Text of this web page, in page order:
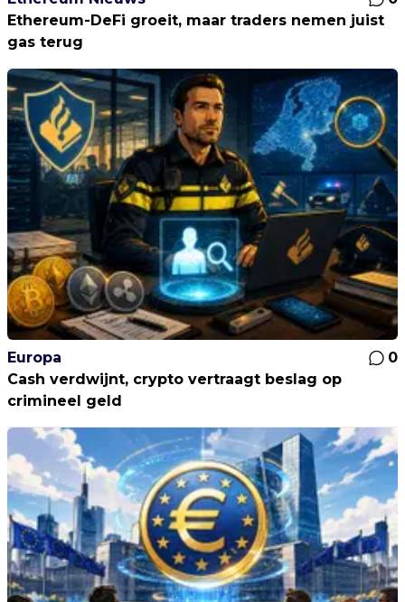
Ethereum-DeFi groeit, maar traders nemen juist
gas terug
Europa
0
Cash verdwijnt, crypto vertraagt beslag op
crimineel geld